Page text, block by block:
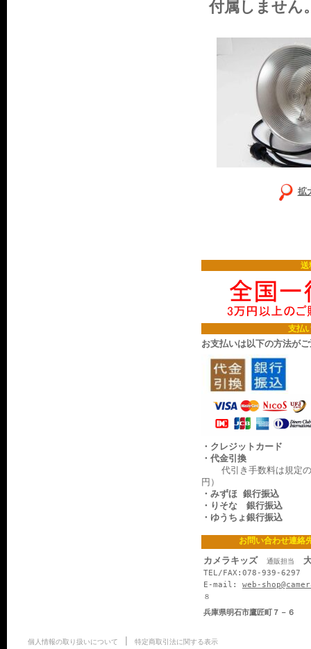
付属しません
拡
送
支払
お支払いは以下の方法が
・クレジットカード
・代金引換
代引き手数料は規定の
円）
・みずほ 銀行振込
・りそな 銀行振込
・ゆうちょ銀行振込
お問い合わせ連絡
カメラキッズ 通販担当
TEL/FAX:078-939-6297
E-mail: web-
８
兵庫県明石市鷹匠町７－６
個人情報の取り扱いについて
特定商取引法に関する表示